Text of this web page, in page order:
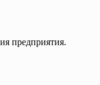
предприятия.